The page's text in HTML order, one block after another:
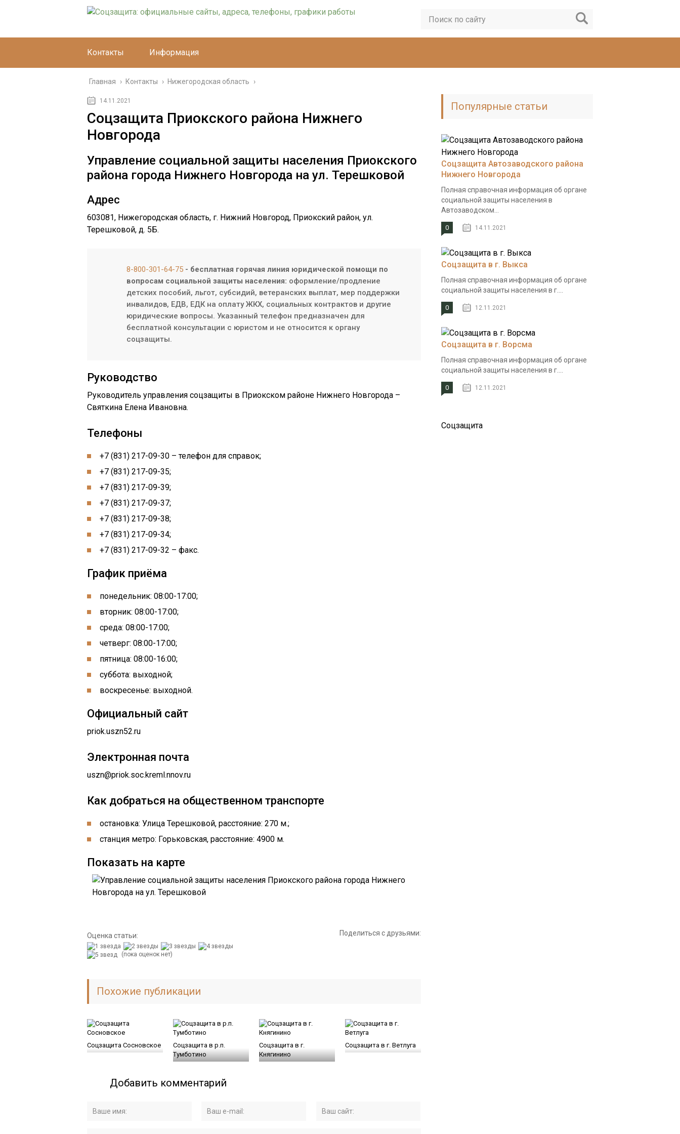
Контакты Информация
Главная › Контакты › Нижегородская область ›
14.11.2021
Соцзащита Приокского района Нижнего
Новгорода
Управление социальной защиты населения Приокского
района города Нижнего Новгорода на ул. Терешковой
Адрес
603081, Нижегородская область, г. Нижний Новгород, Приокский район, ул.
Терешковой, д. 5Б.
8-800-301-64-75 - бесплатная горячая линия юридической помощи по
вопросам социальной защиты населения: оформление/продление
детских пособий, льгот, субсидий, ветеранских выплат, мер поддержки
инвалидов, ЕДВ, ЕДК на оплату ЖКХ, социальных контрактов и другие
юридические вопросы. Указанный телефон предназначен для
бесплатной консультации с юристом и не относится к органу
соцзащиты.
Руководство
Руководитель управления соцзащиты в Приокском районе Нижнего Новгорода –
Святкина Елена Ивановна.
Телефоны
+7 (831) 217-09-30 – телефон для справок;
+7 (831) 217-09-35;
+7 (831) 217-09-39;
+7 (831) 217-09-37;
+7 (831) 217-09-38;
+7 (831) 217-09-34;
+7 (831) 217-09-32 – факс.
График приёма
понедельник: 08:00-17:00;
вторник: 08:00-17:00;
среда: 08:00-17:00;
четверг: 08:00-17:00;
пятница: 08:00-16:00;
суббота: выходной;
воскресенье: выходной.
Официальный сайт
priok.uszn52.ru
Электронная почта
uszn@priok.soc.kreml.nnov.ru
Как добраться на общественном транспорте
остановка: Улица Терешковой, расстояние: 270 м.;
станция метро: Горьковская, расстояние: 4900 м.
Показать на карте
Оценка статьи:
(пока оценок нет)
Поделиться с друзьями:
Похожие публикации
Соцзащита Сосновское
Соцзащита в р.п.
Тумботино
Соцзащита в г.
Княгинино
Соцзащита в г. Ветлуга
Добавить комментарий
Популярные статьи
Соцзащита Автозаводского района
Нижнего Новгорода
Полная справочная информация об органе
социальной защиты населения в
Автозаводском...
0 14.11.2021
Соцзащита в г. Выкса
Полная справочная информация об органе
социальной защиты населения в г....
0 12.11.2021
Соцзащита в г. Ворсма
Полная справочная информация об органе
социальной защиты населения в г....
0 12.11.2021
Соцзащита